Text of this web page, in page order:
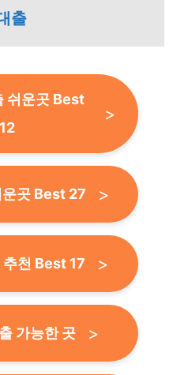
출
쉬운곳 Best
12
곳 Best 27
천 Best 17
가능한 곳